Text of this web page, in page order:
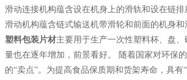
滑动连接机构蕴含设在机身上的滑轨和设在链
滑动机构蕴含链式输送机带滑轮和前面的机身
塑料包装片材主要用于生产一次性塑料杯、盘
量也在逐年增加，前景看好。 随着国家对环保
的“卖点”。为提高食品保质期和货架寿命，具